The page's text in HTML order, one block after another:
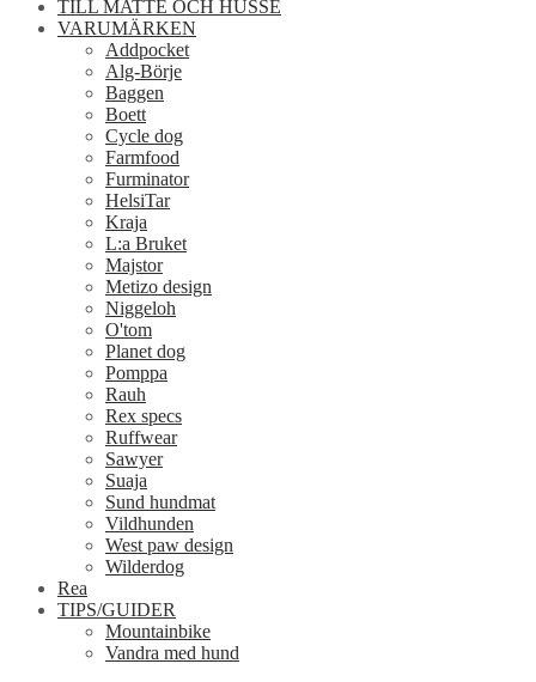
TILL MATTE OCH HUSSE
VARUMÄRKEN
Addpocket
Alg-Börje
Baggen
Boett
Cycle dog
Farmfood
Furminator
HelsiTar
Kraja
L:a Bruket
Majstor
Metizo design
Niggeloh
O'tom
Planet dog
Pomppa
Rauh
Rex specs
Ruffwear
Sawyer
Suaja
Sund hundmat
Vildhunden
West paw design
Wilderdog
Rea
TIPS/GUIDER
Mountainbike
Vandra med hund